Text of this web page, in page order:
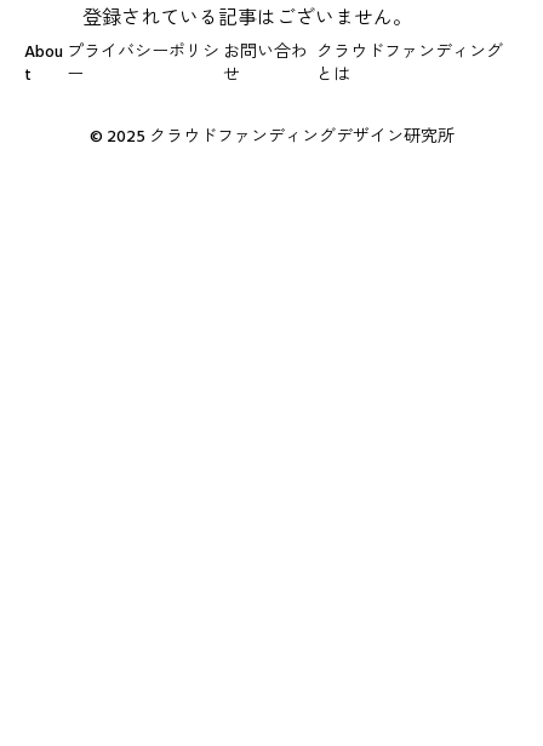
登録されている記事はございません。
Abou
t
プライバシーポリシ
ー
お問い合わ
せ
クラウドファンディング
とは
© 2025 クラウドファンディングデザイン研究所